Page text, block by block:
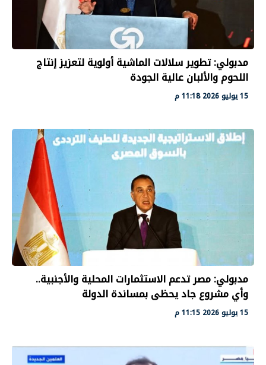
مدبولي: تطوير سلالات الماشية أولوية لتعزيز إنتاج
اللحوم والألبان عالية الجودة
15 يوليو 2026 11:18 م
مدبولي: مصر تدعم الاستثمارات المحلية والأجنبية..
وأي مشروع جاد يحظى بمساندة الدولة
15 يوليو 2026 11:15 م